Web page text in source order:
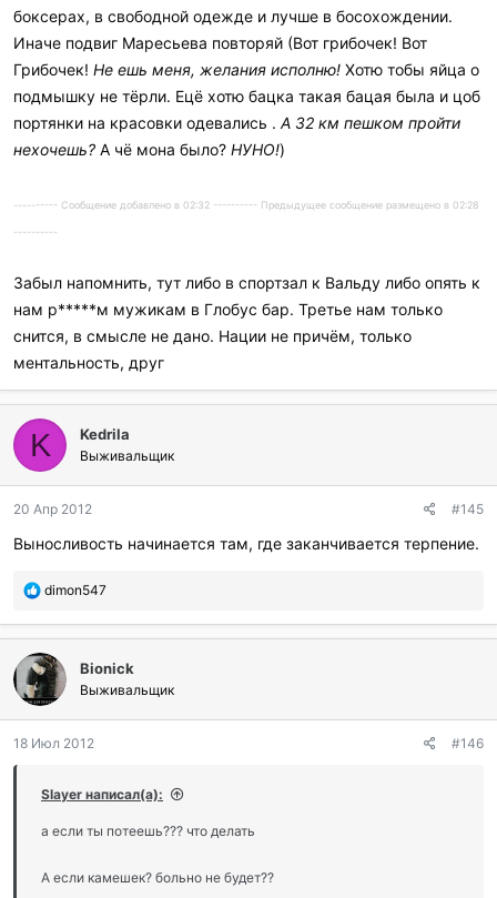
боксерах, в свободной одежде и лучше в босохождении.
Иначе подвиг Маресьева повторяй (Вот грибочек! Вот
Грибочек! Не ешь меня, желания исполню! Хотю тобы яйца о
подмышку не тёрли. Ецё хотю бацка такая бацая была и цоб
портянки на красовки одевались . А 32 км пешком пройти
нехочешь? А чё мона было? НУНО!)
---------- Сообщение добавлено в 02:32 ---------- Предыдущее сообщение размещено в 02:28
----------
Забыл напомнить, тут либо в спортзал к Вальду либо опять к
нам р*****м мужикам в Глобус бар. Третье нам только
снится, в смысле не дано. Нации не причём, только
ментальность, друг
K Kedrila
Выживальщик
20 Апр 2012 #145
Выносливость начинается там, где заканчивается терпение.
П
б
л
а
г
о
а
и
и
dimon547
Bionick
Выживальщик
18 Июл 2012 #146
Slayer написал(а):
а если ты потеешь??? что делать
А если камешек? больно не будет??